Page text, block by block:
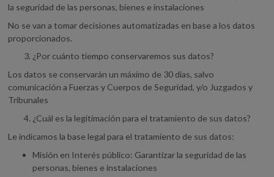
la seguridad de las personas, bienes e instalaciones
No se van a tomar decisiones automatizadas en base a los datos
proporcionados.
¿Por cuánto tiempo conservaremos sus datos?
Los datos se conservarán un máximo de 30 días, salvo
comunicación a Fuerzas y Cuerpos de Seguridad, y/o Juzgados y
Tribunales
¿Cuál es la legitimación para el tratamiento de sus datos?
Le indicamos la base legal para el tratamiento de sus datos:
Misión en Interés público: Garantizar la seguridad de las
personas, bienes e instalaciones